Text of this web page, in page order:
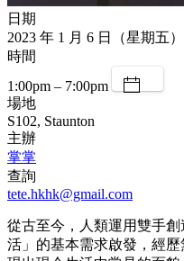
日期
2023 年 1 月 6 日（星期五
時間
1:00pm – 7:00pm
場地
S102, Staunton
主辦
掌掌
查詢
tete.hkhk@gmail.com
從古至今，人類運用雙手
活」的基本需求啟發，經